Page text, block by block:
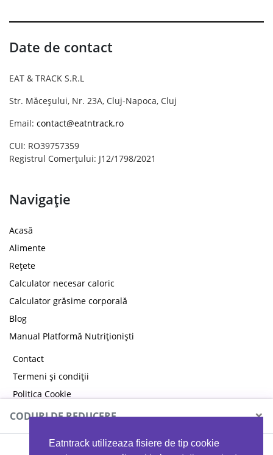
Eatntrack utilizeaza fisiere de tip cookie
Date de contact
EAT & TRACK S.R.L
Str. Măceșului, Nr. 23A, Cluj-Napoca, Cluj
Email: contact@eatntrack.ro
CUI: RO39757359
Registrul Comerțului: J12/1798/2021
Navigație
Acasă
Alimente
Rețete
Calculator necesar caloric
Calculator grăsime corporală
Blog
Manual Platformă Nutriționiști
Contact
Termeni și condiții
Politica Cookie
Politica de confidențialitate
CODURI DE REDUCERE ×